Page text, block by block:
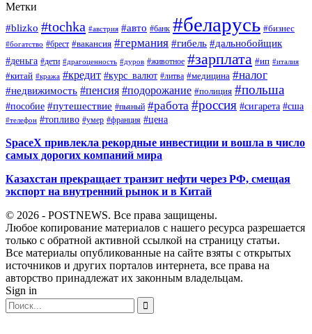
Метки
#blizko #tochka #австрия #авто #банк #беларусь #бизнес
#богатство #брест #вакансия #германия #гибель #дальнобойщик
#деньга #дети #драгоценность #дуров #животное #зарплата #ип #италия
#китай #кража #кредит #курс_валют #литва #медицина #налог
#недвижимость #пенсия #подорожание #полиция #польша
#пособие #путешествие #пьяный #работа #россия #сигарета #сша
#телефон #топливо #умер #франция #цена
SpaceX привлекла рекордные инвестиции и вошла в число
самых дорогих компаний мира
Казахстан прекращает транзит нефти через РФ, смещая
экспорт на внутренний рынок и в Китай
© 2026 - POSTNEWS. Все права защищены.
Любое копирование материалов с нашего ресурса разрешается
только с обратной активной ссылкой на страницу статьи.
Все материалы опубликованные на сайте взяты с открытых
источников и других порталов интернета, все права на
авторство принадлежат их законным владельцам.
Sign in